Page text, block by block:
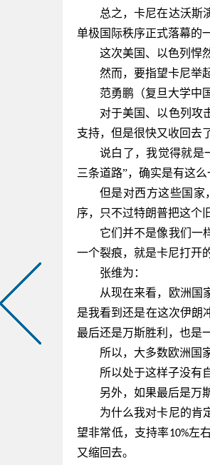
总之，卡尼在达沃斯
单极国际秩序正式落幕的
这次美国、以色列悍
然而，要指望卡尼举
范勇鹏（复旦大学中
对于美国、以色列攻
支持，但是很快又收回去
说白了，我觉得就是
三条道路”，确实是有这么
但是对西方这些国家
序，只不过特朗普把这个
它们并不是像我们一
一个裂痕，就是卡尼打开
张维为：
从现在来看，欧洲国
是我看到还是在这次伊朗
最后还是万斯胜利，也是
所以，大多数欧洲国
所以处于这样子没有
另外，如果最后是万
为什么我对卡尼的肯
望非常低，支持率10%左
又缩回去。